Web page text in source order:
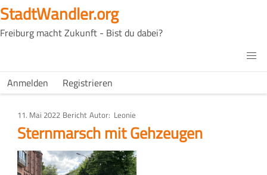
Direkt
zum
Inhalt
StadtWandler.org
Freiburg macht Zukunft - Bist du dabei?
Main
H4C
USER
Anmelden Registrieren
11. Mai 2022 Art
des
Artikels
Bericht Autor Leonie
Sternmarsch mit Gehzeugen
Bild